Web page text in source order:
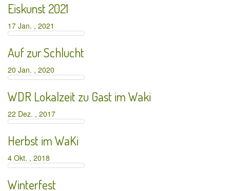
Eiskunst 2021
17 Jan. , 2021
Auf zur Schlucht
20 Jan. , 2020
WDR Lokalzeit zu Gast im Waki
22 Dez. , 2017
Herbst im WaKi
4 Okt. , 2018
Winterfest